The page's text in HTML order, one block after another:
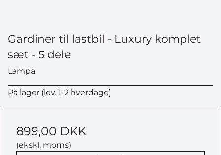
Gardiner til lastbil - Luxury komplet
sæt - 5 dele
Lampa
På lager (lev. 1-2 hverdage)
899,00 DKK
(ekskl. moms)